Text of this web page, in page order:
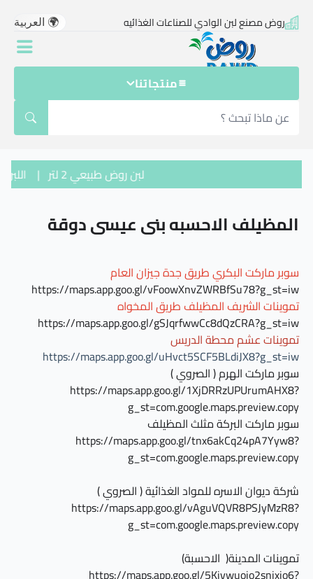
مصنع
للصناعات
المظيلف
بني
دوقة
روض مصنع لبن الوادي للصناعات الغذائيه
منتجاتنا
لبن روض طبيعي 2 لتر | اللبن
المظيلف الاحسبه بني عيسى دوقة
سوبر ماركت البكري طريق جدة جيزان العام
https://maps.app.goo.gl/vFoowXnvZWRBfSu78?g_st=iw
تموينات الشريف المظيلف طريق المخواه
https://maps.app.goo.gl/gSJqrfwwCc8dQzCRA?g_st=iw
تموينات عشم محطة الدريس
https://maps.app.goo.gl/uHvct5SCF5BLdiJX8?g_st=iw
سوبر ماركت الهرم ( الصروي )
https://maps.app.goo.gl/1XjDRRzUPUrumAHX8?
g_st=com.google.maps.preview.copy
سوبر ماركت البركة مثلث المظيلف
https://maps.app.goo.gl/tnx6akCq24pA7Yyw8?
g_st=com.google.maps.preview.copy
شركة ديوان الاسره للمواد الغذائية ( الصروي )
https://maps.app.goo.gl/vAguVQVR8PSJyMzR8?
g_st=com.google.maps.preview.copy
تموينات المدينة( الاحسبة)
https://maps.app.goo.gl/5Kjvwuoio2snjxio6?